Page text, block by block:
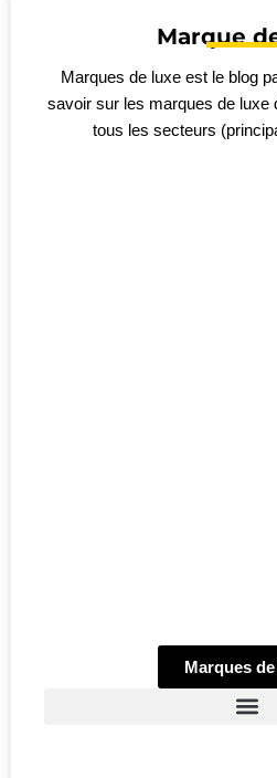
Marque
Marques de luxe est le blog
savoir sur les marques de luxe
tous les secteurs
Marques